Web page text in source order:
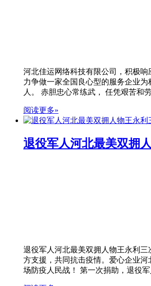
河北佳运网络科技有限公司，积极
力争做一家全国良心型的服务企业
人。 赤胆忠心常练武， 任凭艰苦和
阅读更多»
退役军人河北最美双拥
退役军人河北最美双拥人物王永利
方支援，共同抗击疫情。爱心企业
场防疫人民战！ 第一次捐助，退役